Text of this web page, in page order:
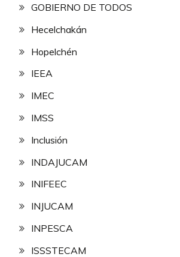
GOBIERNO DE TODOS
Hecelchakán
Hopelchén
IEEA
IMEC
IMSS
Inclusión
INDAJUCAM
INIFEEC
INJUCAM
INPESCA
ISSSTECAM